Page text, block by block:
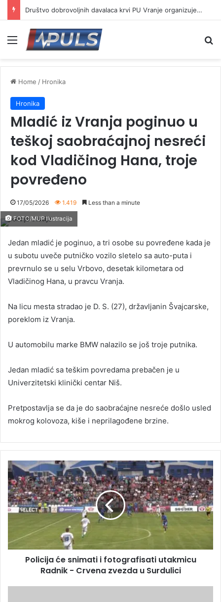
Društvo dobrovoljnih davalaca krvi PU Vranje organizuje akciju na Besnoj kobili
Menu
Home / Hronika
Hronika
Mladić iz Vranja poginuo u
teškoj saobraćajnoj nesreći
kod Vladičinog Hana, troje
povređeno
17/05/2026 1.419 Less than a minute
FOTO/MUP Ilustracija
Jedan mladić je poginuo, a tri osobe su povređene kada je
u subotu uveče putničko vozilo sletelo sa auto-puta i
prevrnulo se u selu Vrbovo, desetak kilometara od
Vladičinog Hana, u pravcu Vranja.
Na licu mesta stradao je D. S. (27), državljanin Švajcarske,
poreklom iz Vranja.
U automobilu marke BMW nalazilo se još troje putnika.
Jedan mladić sa teškim povredama prebačen je u
Univerzitetski klinički centar Niš.
Pretpostavlja se da je do saobraćajne nesreće došlo usled
mokrog kolovoza, kiše i neprilagođene brzine.
Policija će snimati i fotografisati utakmicu
Radnik - Crvena zvezda u Surdulici